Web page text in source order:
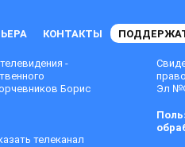
КОНТАКТЫ
-
Борис
телеканал
Эл